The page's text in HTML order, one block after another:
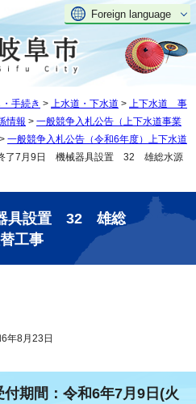
Foreign language
・手続き > 上水道・下水道 >
上下水道 事
情報 > 一般競争入札公告（上下水道事業
> 一般競争入札公告（令和6年度）上下水道
了7月9日 機械器具設置 32 雄総水源
具設置 32 雄総
工事
年8月23日
期間：令和6年7月9日(火